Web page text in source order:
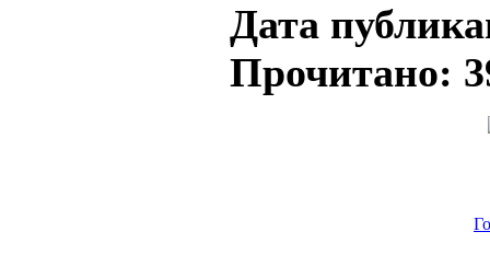
Дата
Прочитано: